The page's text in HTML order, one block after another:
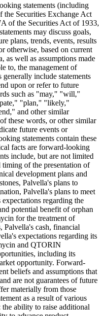
statements (including
Securities Exchange Act
of the Securities Act of 1933,
may discuss goals,
plans, trends, events, results
otherwise, based on current
as well as assumptions made
to, the management of
include statements
upon or refer to future
such as "may," "will,"
"plan," "likely,"
and other similar
these words, or other similar
future events or
statements contain these
facts are forward-looking
include, but are not limited
timing of the presentation of
development plans and
Palvella's plans to
Palvella's plans to meet
regarding the
potential benefit of orphan
for the treatment of
cash, financial
expectations regarding its
and QTORIN
including its
opportunity. Forward-
beliefs and assumptions that
are not guarantees of future
materially from those
as a result of various
ability to raise additional